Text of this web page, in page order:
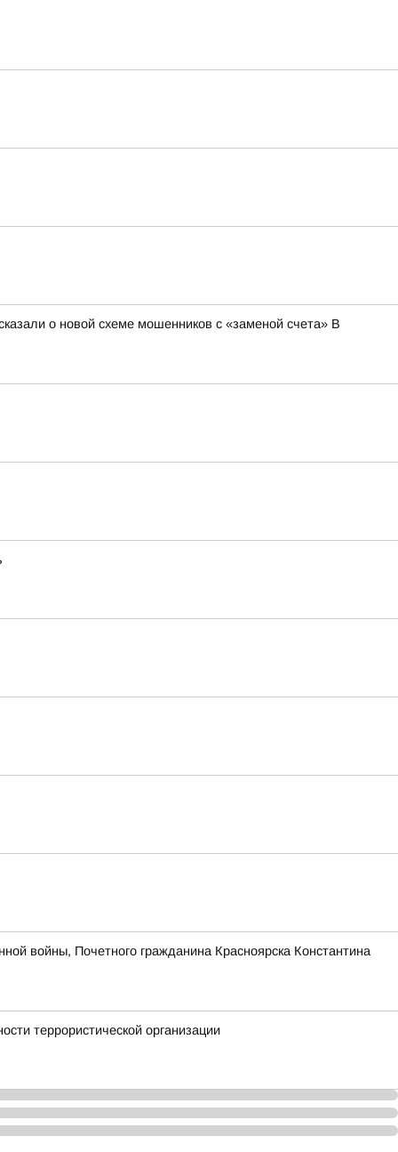
о новой схеме мошенников с «заменой счета» В
войны, Почетного гражданина Красноярска Константина
террористической организации